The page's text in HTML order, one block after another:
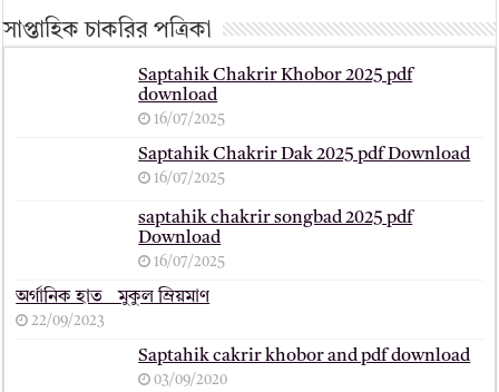
সাপ্তাহিক চাকরির পত্রিকা
Saptahik Chakrir Khobor 2025 pdf
download
16/07/2025
Saptahik Chakrir Dak 2025 pdf Download
16/07/2025
saptahik chakrir songbad 2025 pdf
Download
16/07/2025
অর্গানিক হাত _ মুকুল ম্রিয়মাণ
22/09/2023
Saptahik cakrir khobor and pdf download
03/09/2020